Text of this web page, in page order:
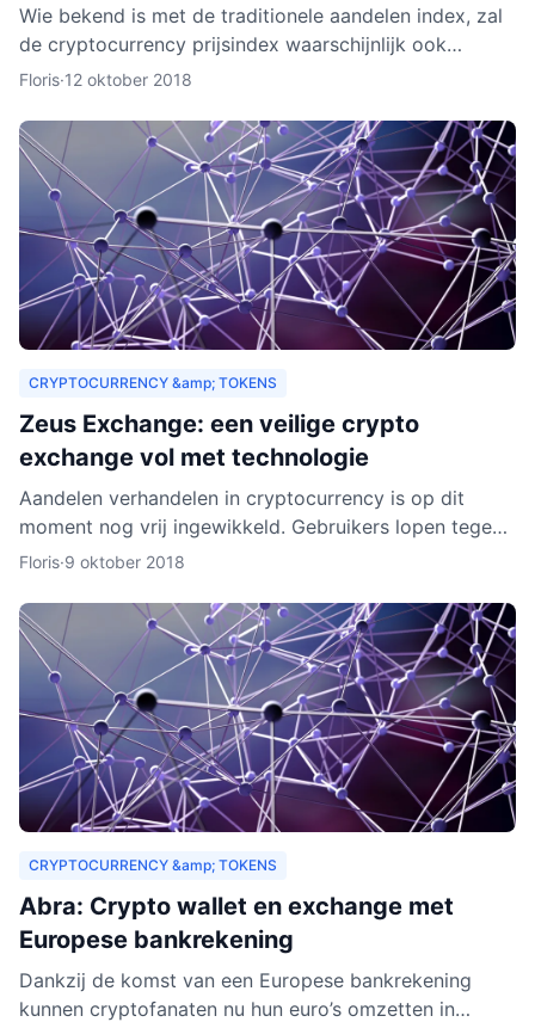
Wie bekend is met de traditionele aandelen index, zal
de cryptocurrency prijsindex waarschijnlijk ook
interessant vinden. In dit artikel behandelen we hoe
Floris·12 oktober 2018
CRYPTOCURRENCY &amp; TOKENS
Zeus Exchange: een veilige crypto
exchange vol met technologie
Aandelen verhandelen in cryptocurrency is op dit
moment nog vrij ingewikkeld. Gebruikers lopen tegen
drempels aan. Er gelden bijvoorbeeld strenge regels,
Floris·9 oktober 2018
CRYPTOCURRENCY &amp; TOKENS
Abra: Crypto wallet en exchange met
Europese bankrekening
Dankzij de komst van een Europese bankrekening
kunnen cryptofanaten nu hun euro’s omzetten in